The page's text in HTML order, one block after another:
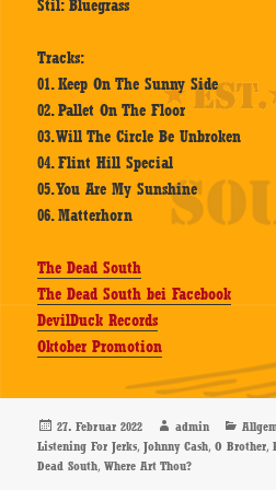
Stil: Bluegrass
Tracks:
01. Keep On The Sunny Side
02. Pallet On The Floor
03. Will The Circle Be Unbroken
04. Flint Hill Special
05. You Are My Sunshine
06. Matterhorn
The Dead South
The Dead South bei Facebook
DevilDuck Records
Oktober Promotion
Veröffentlicht
am
27. Februar 2022 Autor
admin
Listening For Jerks,Johnny Cash,O Brother,
Dead South,Where Art Thou?